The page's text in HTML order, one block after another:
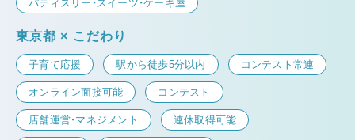
パティスリー・スイーツ・ケーキ屋
東京都 × こだわり
子育て応援 駅から徒歩5分以内 コンテスト常連
オンライン面接可能 コンテスト
店舗運営・マネジメント 連休取得可能